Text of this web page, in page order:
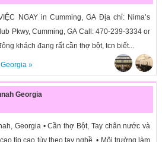
NGAY in Cumming, GA Địa chỉ: Nima’s
Pkwy, Cumming, GA Call: 470-239-3334 or
khách đang rất cần thợ bột, tcn biết...
Georgia»
Georgia
Georgia • Cần thợ Bột, Tay chân nước và
tip cao tùy theo tay nghề. • Môi trường làm